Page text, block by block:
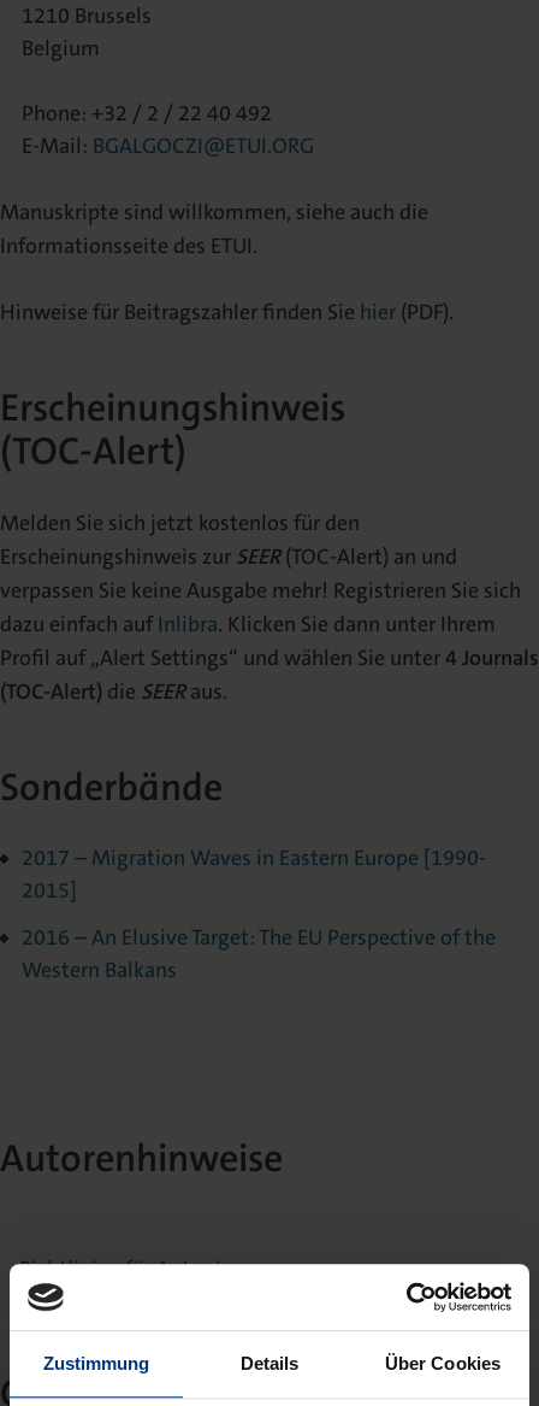
Zustimmung Details Über Cookies
1210 Brussels
Belgium
Phone: +32 / 2 / 22 40 492
E-Mail: BGALGOCZI@ETUI.ORG
Manuskripte sind willkommen, siehe auch die
Informationsseite des ETUI.
Hinweise für Beitragszahler finden Sie hier (PDF).
Erscheinungshinweis
(TOC-Alert)
Melden Sie sich jetzt kostenlos für den
Erscheinungshinweis zur SEER(TOC-Alert) an und
verpassen Sie keine Ausgabe mehr! Registrieren Sie sich
dazu einfach aufInlibra. Klicken Sie dann unter Ihrem
Profil auf „Alert Settings“ und wählen Sie unter4 Journals
(TOC-Alert) die SEERaus.
Sonderbände
2017 – Migration Waves in Eastern Europe [1990-
2015]
2016 – An Elusive Target: The EU Perspective of the
Western Balkans
Autorenhinweise
Richtlinien für Autor:innen
Open Access Policy